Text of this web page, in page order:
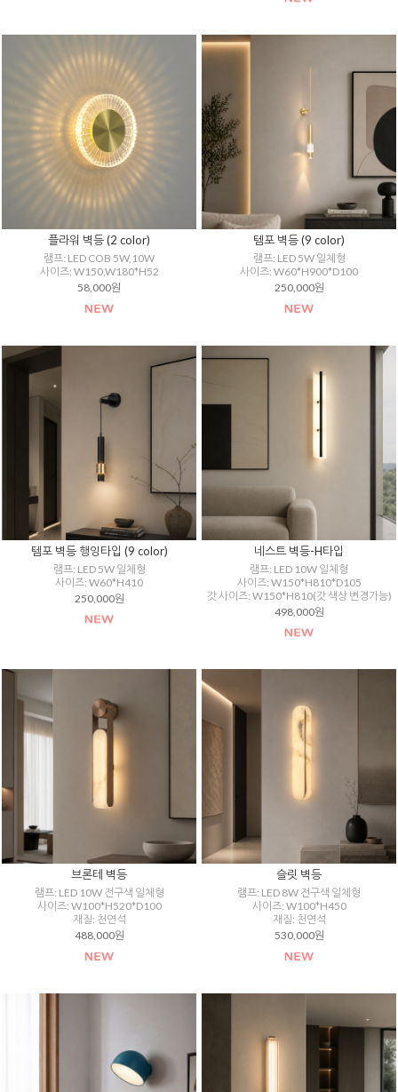
플라워 벽등 (2 color)
램프: LED COB 5W,10W
사이즈: W150,W180*H52
58,000원
템포 벽등 (9 color)
램프: LED 5W 일체형
사이즈: W60*H900*D100
250,000원
템포 벽등 행잉타입 (9 color)
램프: LED 5W 일체형
사이즈: W60*H410
250,000원
네스트 벽등-H타입
램프: LED 10W 일체형
사이즈: W150*H810*D105
갓 사이즈: W150*H810(갓 색상 변경가능)
498,000원
브론테 벽등
램프: LED 10W 전구색 일체형
사이즈: W100*H520*D100
재질: 천연석
488,000원
슬릿 벽등
램프: LED 8W 전구색 일체형
사이즈: W100*H450
재질: 천연석
530,000원